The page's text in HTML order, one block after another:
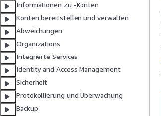
Informationen zu -Konten
Konten bereitstellen und verwalten
Abweichungen
Organizations
Integrierte Services
Identity and Access Management
Sicherheit
Protokollierung und Überwachung
Backup